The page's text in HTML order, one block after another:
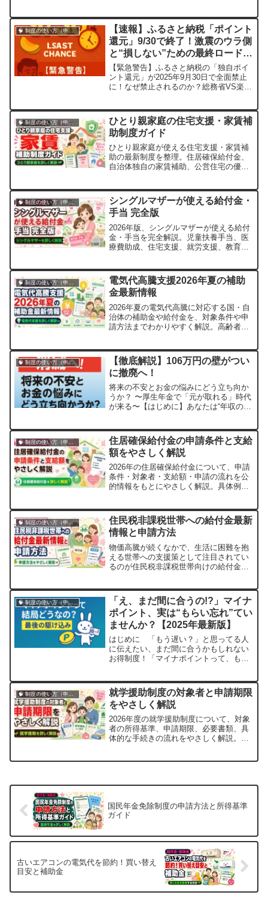
🧠 制度の使い方（申請・相談など）
【速報】ふるさと納税「ポイント
還元」9/30で終了！激震のウラ側
と“損しない”ための最終ロードマ
ップ
【緊急警告】ふるさと納税の「独自ポイ
ント還元」が2025年9月30日で全面禁止
に！なぜ禁止されるのか？総務省VS楽天
の、9月中に“絶対やるべき３ステップ”を
元ベテラン調理師・福祉ライターの
hidekunが徹底解説。駆け込み前に知って
おきたい裏技や注意点も。いま動かない
と最大数万ポイントを失うかも！
🧠 制度の使い方（申請・相談など）
ひとり親家庭の住宅支援・家賃補
助制度ガイド
ひとり親家庭が使える住宅支援・家賃補
助の最新制度を整理。住居確保給付金、
自治体独自の家賃補助、公営住宅の優先
🧠 制度の使い方（申請・相談など）
シングルマザーが使える給付金・
手当 完全版
2026年版、シングルマザーが使える給付
金・手当を完全解説。児童扶養手当、医
療費助成、住宅支援、就労支援、教育費
🧠 制度の使い方（申請・相談など）
電気代高騰支援2026年夏の補助
金最新情報
2026年夏の電気代高騰に対応する国・自
治体の補助金や給付金を、対象条件や申
請方法までわかりやすく解説。高齢者や
🧠 制度の使い方（申請・相談など）
【徹底解説】106万円の壁がつい
に撤廃へ！
将来の不安とお金の悩みにどう立ち向か
うか？ 〜厚生年金で「元が取れる」時代
が来る〜【はじめに】あなたは“年収の
手取りが減る」そんな理由で働く時間を
セーブしてきた…でも、それって本当
に“正しい選択”なんでしょうか？2026年
1...
🧠 制度の使い方（申請・相談など）
住居確保給付金の申請条件と支給
額をやさしく解説
2026年の住居確保給付金について、申請
条件・対象者・支給額・申請の流れを公
的情報をもとにやさしく解説。具体例や
🧠 制度の使い方（申請・相談など）
住民税非課税世帯への給付金最新
情報と申請方法
物価高騰が続くなかで、生活に困難を抱
える世帯への支援策として注目されてい
るのが住民税非課税世帯向けの給付金で
示しており、自治体ごとにさまざまな給
付制度が動いています。しかし「自分は
対象になるのか」「申請はどうすればよ
いのか」...
🧠 制度の使い方（申請・相談など）
「え、まだ間に合うの!?」マイナ
ポイント、実は“もらい忘れ”てい
ませんか？【2025年最新版】
はじめに 「もう遅い？」と思ってる人
に伝えたい、まだ間に合うかもしれない
お得制度！「マイナポイントって、もう
か？私自身も、調理現場で忙しく働いて
いた頃は、新しい制度が出るたびに「う
わ、また何か始まったな」って思いなが
ら、結局つい...
🧠 制度の使い方（申請・相談など）
就学援助制度の対象者と申請期限
をやさしく解説
2026年度の就学援助制度について、対象
者の所得基準、申請期限、必要書類、具
体的な手続きの流れをやさしく解説。子
国民年金免除制度の申請方法と所得基準
ガイド
古いエアコンの電気代を節約！買い替え
目安と補助金